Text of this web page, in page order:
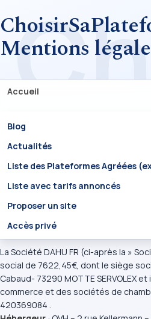
Mentions
Accueil
Blog
Actualités
Liste des Plateformes Agréées
Liste avec tarifs annoncés
Proposer un site
Accès privé
La Société DAHU FR (ci-après la »
social de 7622,45€, dont le siège
Cabaud- 73290 MOTTE SERVOLEX
commerce et des sociétés de
420369084 .